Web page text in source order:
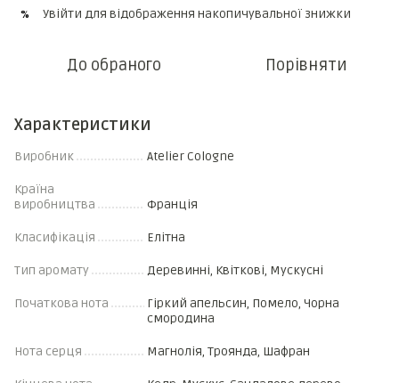
% Увійти для відображення накопичувальної знижки
До обраного Порівняти
Характеристики
Виробник Atelier Cologne
Країна
виробництва
Франція
Класифікація Елітна
Тип аромату Деревинні, Квіткові, Мускусні
Початкова нота
Гіркий апельсин, Помело, Чорна
смородина
Нота серця Магнолія, Троянда, Шафран